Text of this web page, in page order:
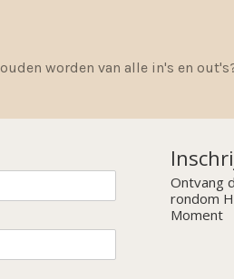
worden van alle in's en
Ontvang
rondom
Moment